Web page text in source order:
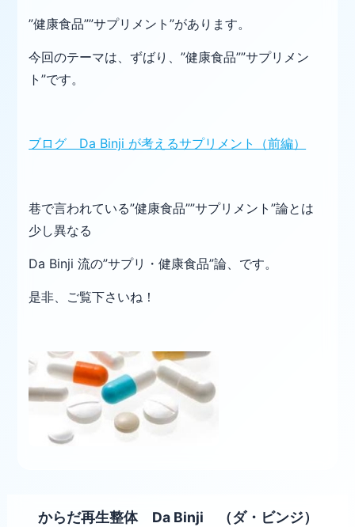
”健康食品””サプリメント”があります。
今回のテーマは、ずばり、”健康食品””サプリメン
ト”です。
ブログ Da Binji が考えるサプリメント（前編）
巷で言われている”健康食品””サプリメント”論とは
少し異なる
Da Binji 流の”サプリ・健康食品”論、です。
是非、ご覧下さいね！
からだ再生整体 Da Binji （ダ・ビンジ）